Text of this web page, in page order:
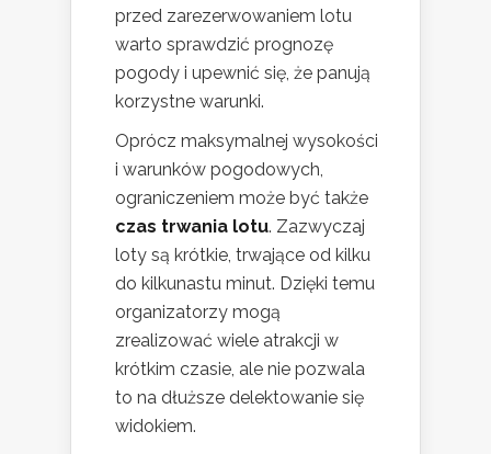
przed zarezerwowaniem lotu
warto sprawdzić prognozę
pogody i upewnić się, że panują
korzystne warunki.
Oprócz maksymalnej wysokości
i warunków pogodowych,
ograniczeniem może być także
czas trwania lotu. Zazwyczaj
loty są krótkie, trwające od kilku
do kilkunastu minut. Dzięki temu
organizatorzy mogą
zrealizować wiele atrakcji w
krótkim czasie, ale nie pozwala
to na dłuższe delektowanie się
widokiem.